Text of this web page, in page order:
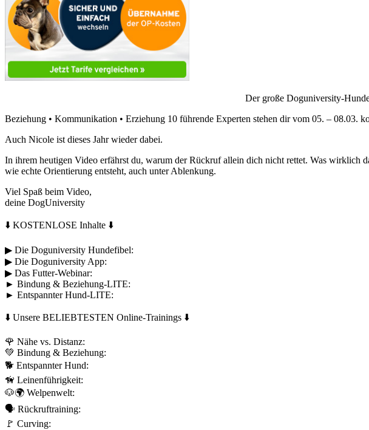
Der große Doguniversity-
Beziehung • Kommunikation • Erziehung 10 führende Experten stehen dir vom 05. – 08.03.
Auch Nicole ist dieses Jahr wieder dabei.
In ihrem heutigen Video erfährst du, warum der Rückruf allein dich nicht rettet. Was wirklich
wie echte Orientierung entsteht, auch unter Ablenkung.
Viel Spaß beim Video,
deine DogUniversity
⬇️ KOSTENLOSE Inhalte ⬇️
▶︎ Die Doguniversity Hundefibel:
▶︎ Die Doguniversity App:
▶︎ Das Futter-Webinar:
► Bindung & Beziehung-LITE:
► Entspannter Hund-LITE:
⬇️ Unsere BELIEBTESTEN Online-Trainings ⬇️
🌹 Nähe vs. Distanz:
💚 Bindung & Beziehung:
🐕 Entspannter Hund:
🦮 Leinenführigkeit:
🐶🌍 Welpenwelt:
🗣 Rückruftraining:
🚩 Curving: